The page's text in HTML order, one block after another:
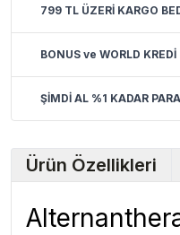
799 TL ÜZERİ KARGO
BONUS ve WORLD
ŞİMDİ AL %1 KADAR
Ürün Özellikleri